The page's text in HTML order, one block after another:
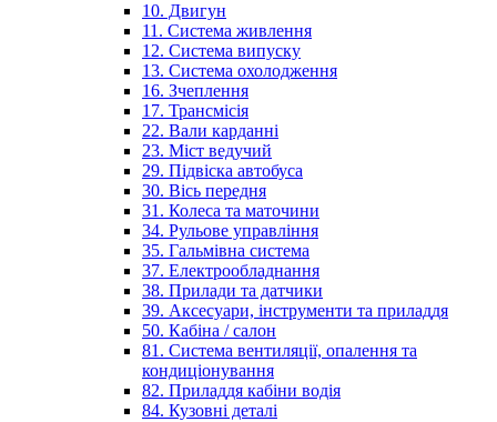
10. Двигун
11. Система живлення
12. Система випуску
13. Система охолодження
16. Зчеплення
17. Трансмісія
22. Вали карданні
23. Міст ведучий
29. Підвіска автобуса
30. Вісь передня
31. Колеса та маточини
34. Рульове управління
35. Гальмівна система
37. Електрообладнання
38. Прилади та датчики
39. Аксесуари, інструменти та приладдя
50. Кабіна / салон
81. Система вентиляції, опалення та
кондиціонування
82. Приладдя кабіни водія
84. Кузовні деталі